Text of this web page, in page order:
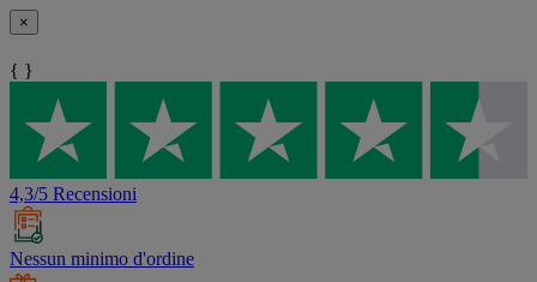
×
{ }
4,3/5 Recensioni
Nessun minimo d'ordine